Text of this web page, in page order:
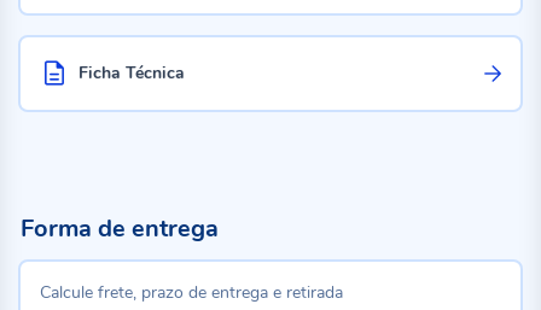
Ficha Técnica
Forma de entrega
Calcule frete, prazo de entrega e retirada